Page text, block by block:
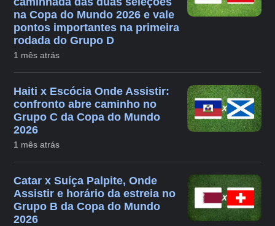
na Copa do Mundo 2026 e vale
pontos importantes na primeira
rodada do Grupo D
1 mês atrás
Haiti x Escócia Onde Assistir:
confronto abre caminho no
Grupo C da Copa do Mundo
2026
1 mês atrás
Catar x Suíça Palpite, Onde
Assistir e horário da estreia no
Grupo B da Copa do Mundo
2026